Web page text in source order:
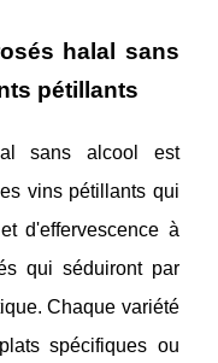
halal sans
pétillants
sans alcool est
vins pétillants qui
d'effervescence à
qui séduiront par
Chaque variété
spécifiques ou